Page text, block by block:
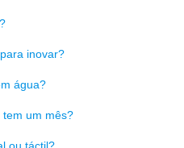
inovar?
água?
um mês?
ou táctil?